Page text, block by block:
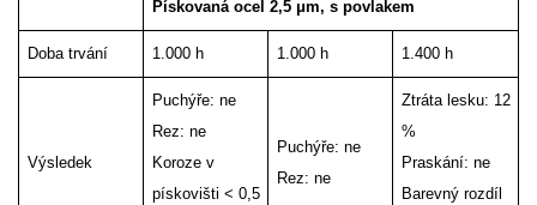
Pískovaná ocel 2,5 μm, s povlakem
Doba trvání 1.000 h 1.000 h 1.400 h
Výsledek
Puchýře: ne
Rez: ne
Koroze v
pískovišti < 0,5
Puchýře: ne
Rez: ne
Ztráta lesku: 12
%
Praskání: ne
Barevný rozdíl